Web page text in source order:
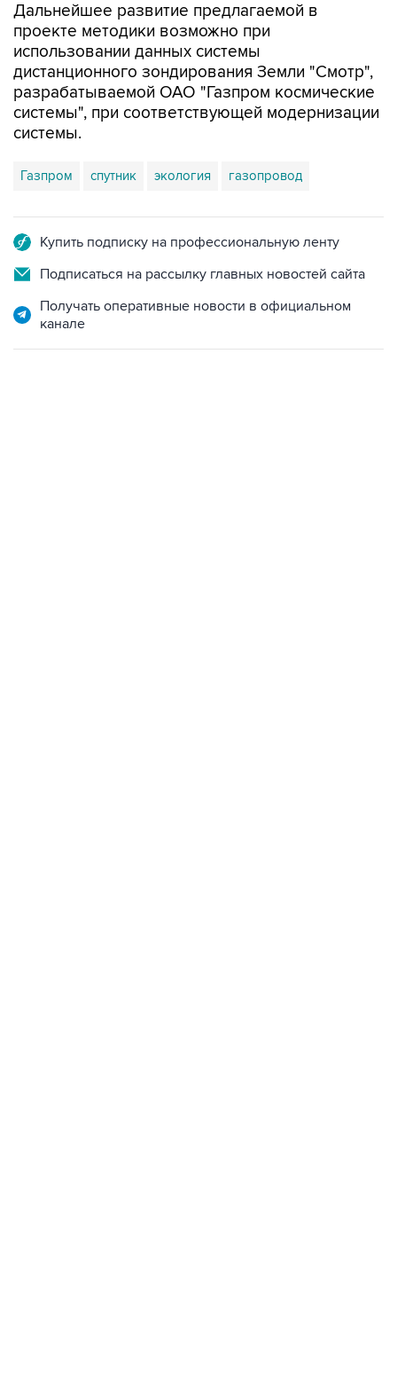
Дальнейшее развитие предлагаемой в
проекте методики возможно при
использовании данных системы
дистанционного зондирования Земли "Смотр",
разрабатываемой ОАО "Газпром космические
системы", при соответствующей модернизации
системы.
Газпром спутник экология газопровод
Купить подписку на профессиональную ленту
Подписаться на рассылку главных новостей сайта
Получать оперативные новости в официальном
канале